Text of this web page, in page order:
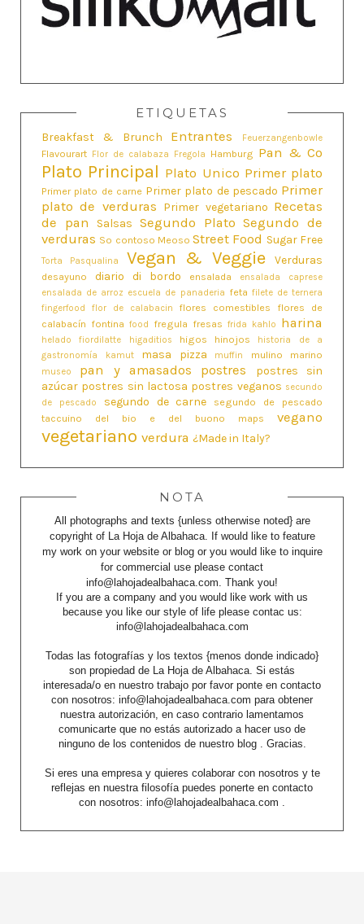
ETIQUETAS
Breakfast & Brunch Entrantes Feuerzangenbowle
Flavourart Flor de calabaza Fregola Hamburg Pan & Co
Plato Principal Plato Unico Primer plato
Primer plato de carne Primer plato de pescado Primer
plato de verduras Primer vegetariano Recetas
de pan
Salsas Segundo Plato Segundo de
verduras So contoso Meoso Street Food Sugar Free
Torta Pasqualina Vegan & Veggie Verduras
desayuno diario di bordo ensalada
ensalada caprese
ensalada de arroz escuela de panaderia feta filete de ternera
fingerfood
flor de calabacin flores comestibles
flores de
calabacín fontina food fregula fresas frida kahlo harina
helado fiordilatte higaditios higos hinojos
historia de a
gastronomía
kamut masa pizza muffin mulino marino
museo pan y amasados postres
postres sin
azúcar postres sin lactosa postres veganos secundo
de pescado
segundo de carne
segundo de pescado
taccuino del bio e del buono maps
vegano
vegetariano verdura ¿Made in Italy?
NOTA
All photographs and texts {unless otherwise noted} are
copyright of La Hoja de Albahaca. If would like to feature
my work on your website or blog or you would like to inquire
for commercial use please contact
info@lahojadealbahaca.com. Thank you!
If you are a company and you would like work with us
because you like our style of life please contac us:
info@lahojadealbahaca.com
Todas las fotografías y los textos {menos donde indicado}
son propiedad de La Hoja de Albahaca. Si estás
interesada/o en nuestro trabajo por favor ponte en contacto
con nosotros: info@lahojadealbahaca.com para obtener
nuestra autorización, en caso contrario lamentamos
comunicarte que no estás autorizado a hacer uso de
ninguno de los contenidos de nuestro blog . Gracias.
Si eres una empresa y quieres colaborar con nosotros y te
reflejas en nuestra filosofía puedes ponerte en contacto
con nosotros: info@lahojadealbahaca.com .